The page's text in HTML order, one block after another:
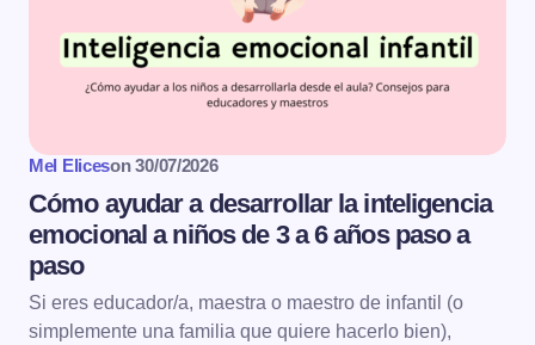
Mel Eliceson 30/07/2026
Cómo ayudar a desarrollar la inteligencia
emocional a niños de 3 a 6 años paso a
paso
Si eres educador/a, maestra o maestro de infantil (o
simplemente una familia que quiere hacerlo bien),